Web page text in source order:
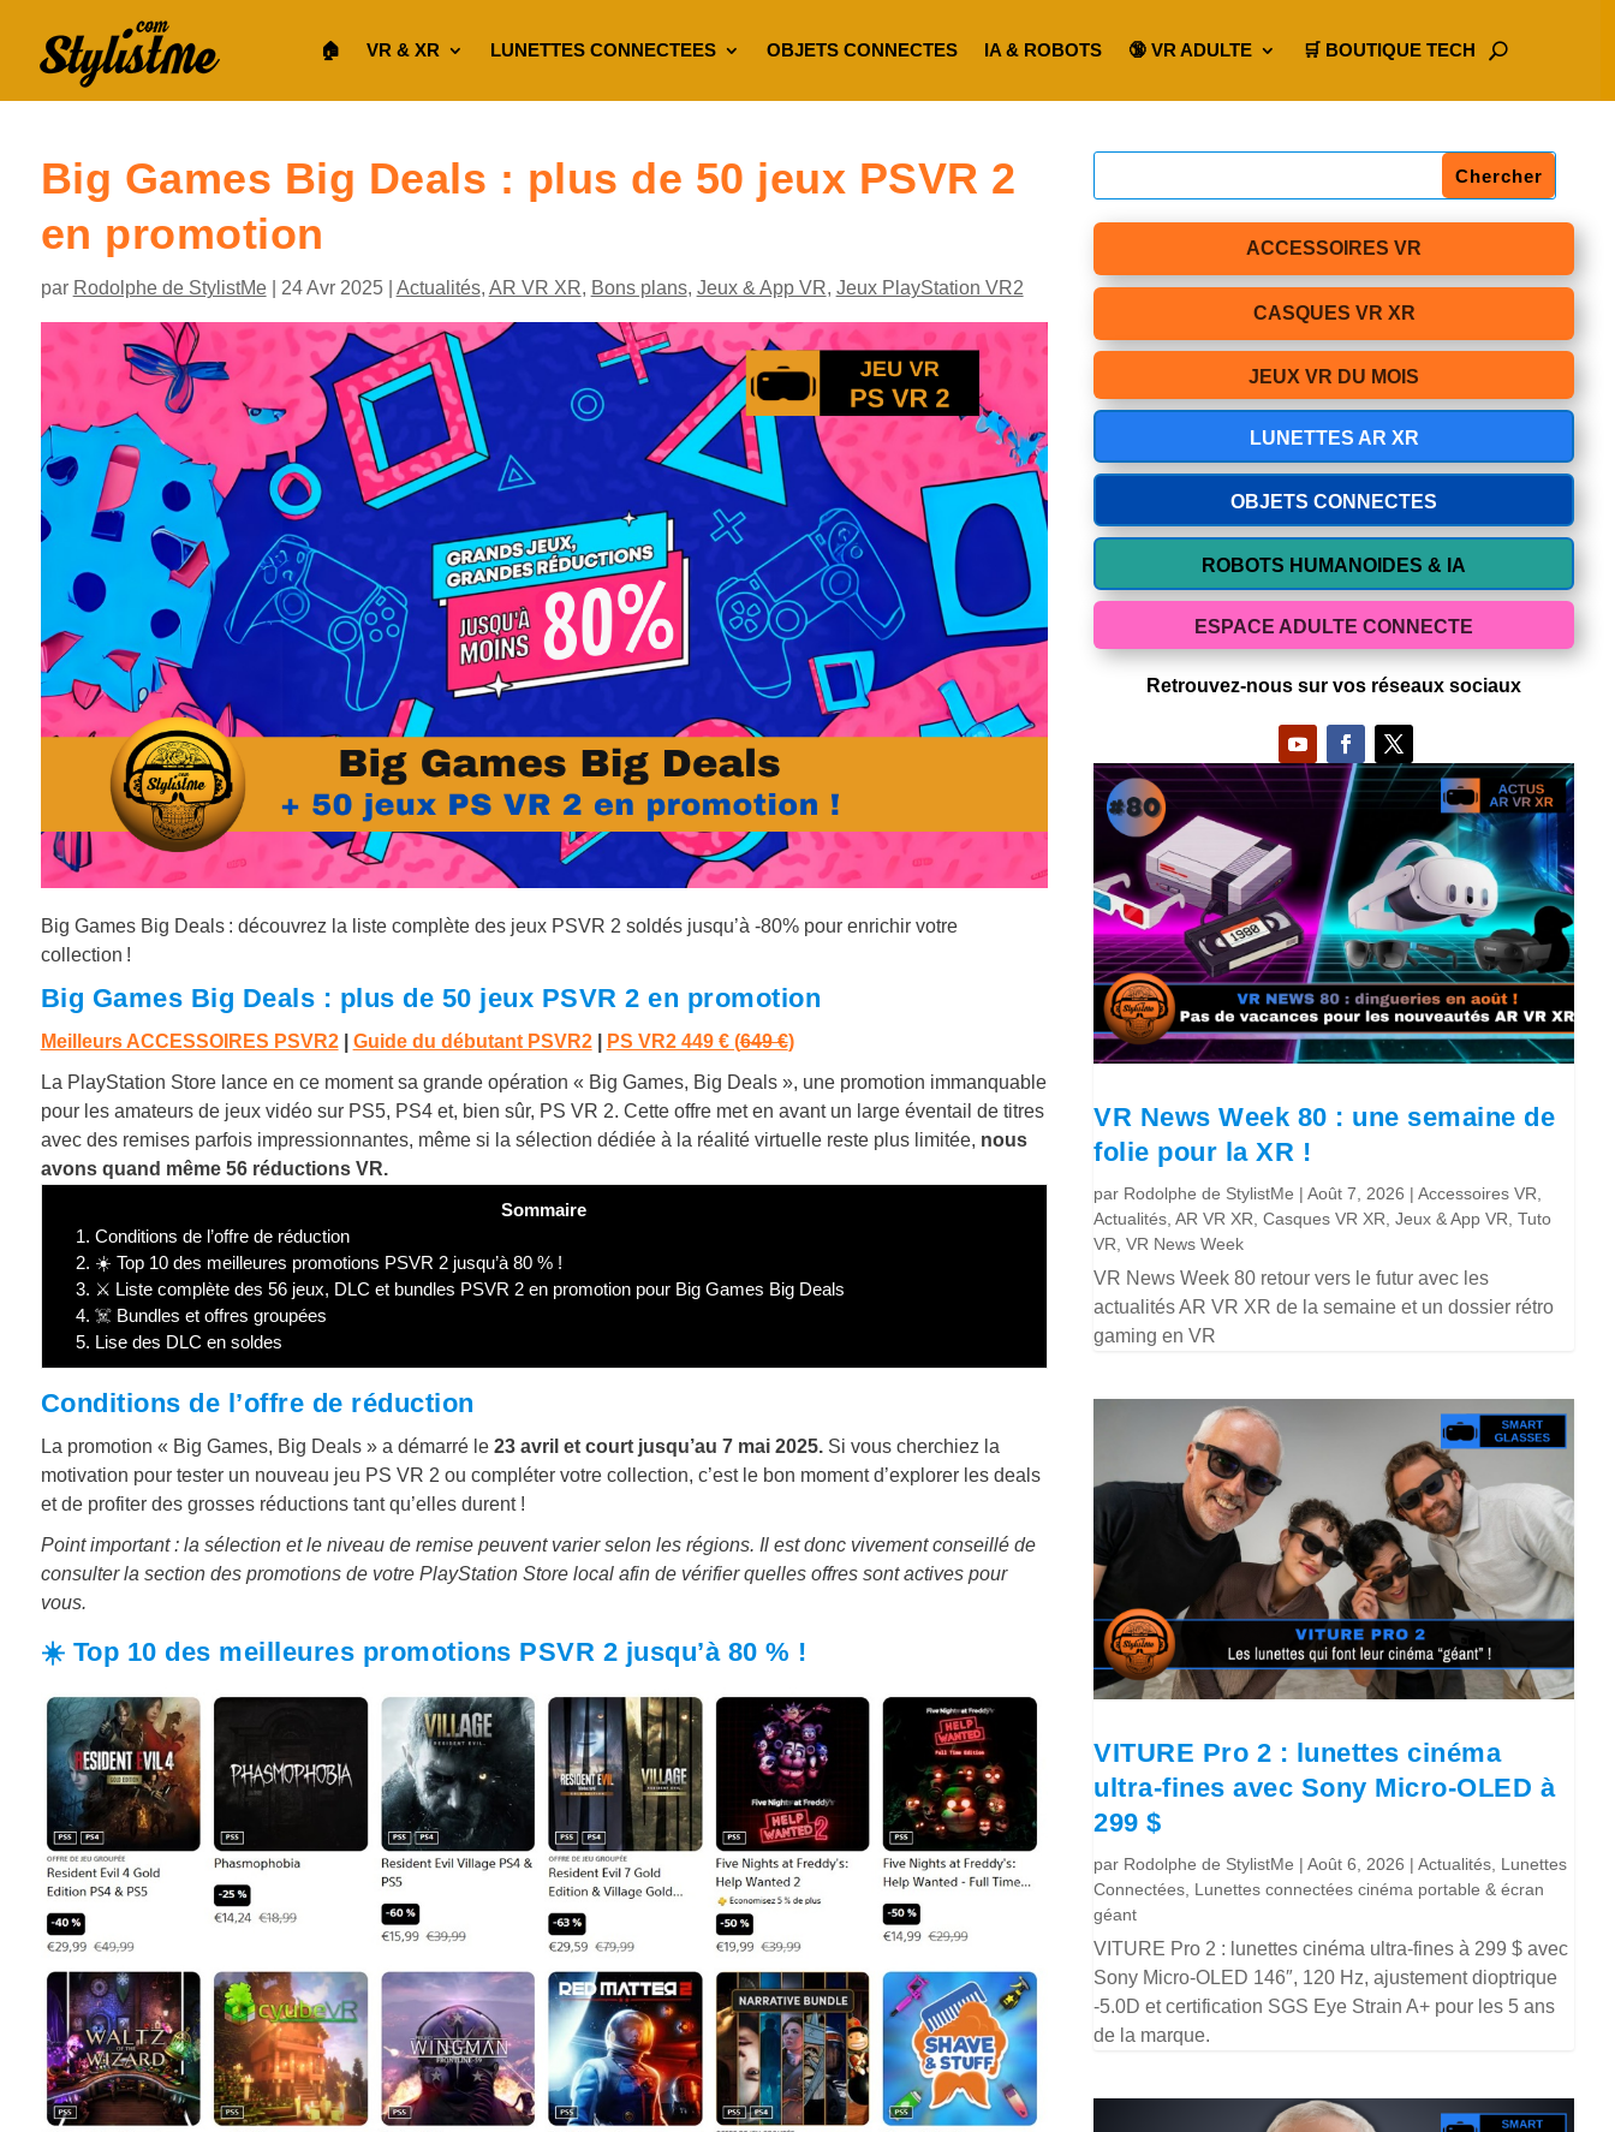
🏠︎ VR & XR LUNETTES CONNECTEES OBJETS CONNECTES IA & ROBOTS 🔞 VR ADULTE 🛒 BOUTIQUE TECH
Big Games Big Deals : plus de 50 jeux PSVR 2
en promotion
par Rodolphe de StylistMe| 24 Avr 2025| Actualités, AR VR XR, Bons plans, Jeux & App VR, Jeux PlayStation VR2
Big Games Big Deals : découvrez la liste complète des jeux PSVR 2 soldés jusqu’à -80% pour enrichir votre
collection !
Big Games Big Deals : plus de 50 jeux PSVR 2 en promotion
Meilleurs ACCESSOIRES PSVR2| Guide du débutant PSVR2| PS VR2 449 € (649 €)
La PlayStation Store lance en ce moment sa grande opération « Big Games, Big Deals », une promotion immanquable
pour les amateurs de jeux vidéo sur PS5, PS4 et, bien sûr, PS VR 2. Cette offre met en avant un large éventail de titres
avec des remises parfois impressionnantes, même si la sélection dédiée à la réalité virtuelle reste plus limitée, nous
avons quand même 56 réductions VR.
Sommaire
1. Conditions de l’offre de réduction
2. ☀️ Top 10 des meilleures promotions PSVR 2 jusqu’à 80 % !
3. ⚔️ Liste complète des 56 jeux, DLC et bundles PSVR 2 en promotion pour Big Games Big Deals
4. ☠️ Bundles et offres groupées
5. Lise des DLC en soldes
Conditions de l’offre de réduction
La promotion « Big Games, Big Deals » a démarré le 23 avril et court jusqu’au 7 mai 2025.Si vous cherchiez la
motivation pour tester un nouveau jeu PS VR 2 ou compléter votre collection, c’est le bon moment d’explorer les deals
et de profiter des grosses réductions tant qu’elles durent !
Point important : la sélection et le niveau de remise peuvent varier selon les régions. Il est donc vivement conseillé de
consulter la section des promotions de votre PlayStation Store local afin de vérifier quelles offres sont actives pour
vous.
☀️ Top 10 des meilleures promotions PSVR 2 jusqu’à 80 % !
ACCESSOIRES VR
CASQUES VR XR
JEUX VR DU MOIS
LUNETTES AR XR
OBJETS CONNECTES
ROBOTS HUMANOIDES & IA
ESPACE ADULTE CONNECTE
Retrouvez-nous sur vos réseaux sociaux
VR News Week 80 : une semaine de
folie pour la XR !
par Rodolphe de StylistMe |Août 7, 2026 |Accessoires VR
Actualités ,AR VR XR ,Casques VR XR ,Jeux & App VR ,Tuto
VR ,VR News Week
VR News Week 80 retour vers le futur avec les
actualités AR VR XR de la semaine et un dossier rétro
gaming en VR
VITURE Pro 2 : lunettes cinéma
ultra-fines avec Sony Micro-OLED à
299 $
par Rodolphe de StylistMe |Août 6, 2026 |Actualités Lunettes
Connectées Lunettes connectées cinéma portable & écran
géant
VITURE Pro 2 : lunettes cinéma ultra-fines à 299 $ avec
Sony Micro-OLED 146″, 120 Hz, ajustement dioptrique
-5.0D et certification SGS Eye Strain A+ pour les 5 ans
de la marque.